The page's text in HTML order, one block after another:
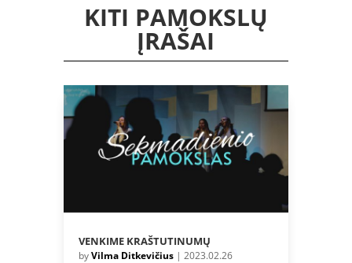
KITI PAMOKSLŲ
ĮRAŠAI
VENKIME KRAŠTUTINUMŲ
byVilma Ditkevičius| 2023.02.26